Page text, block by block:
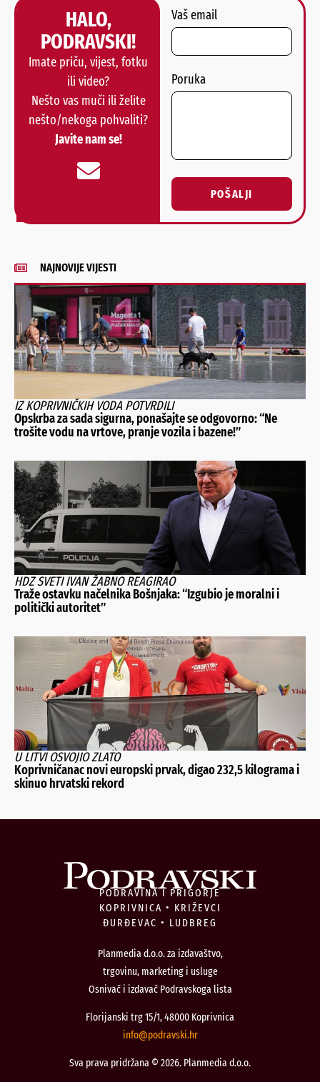
HALO,
PODRAVSKI!
Imate priču, vijest, fotku
ili video?
Nešto vas muči ili želite
nešto/nekoga pohvaliti?
Javite nam se!
Vaš email
Poruka
POŠALJI
Alternative:
NAJNOVIJE VIJESTI
IZ KOPRIVNIČKIH VODA POTVRDILI
Opskrba za sada sigurna, ponašajte se odgovorno: “Ne
trošite vodu na vrtove, pranje vozila i bazene!”
HDZ SVETI IVAN ŽABNO REAGIRAO
Traže ostavku načelnika Bošnjaka: “Izgubio je moralni i
politički autoritet”
U LITVI OSVOJIO ZLATO
Koprivničanac novi europski prvak, digao 232,5 kilograma i
skinuo hrvatski rekord
PODRAVINA I PRIGORJE
KOPRIVNICA • KRIŽEVCI
ĐURĐEVAC • LUDBREG
Planmedia d.o.o. za izdavaštvo,
trgovinu, marketing i usluge
Osnivač i izdavač Podravskoga lista
Florijanski trg 15/1, 48000 Koprivnica
rh.iksvardop
@ofni
Sva prava pridržana © 2026. Planmedia d.o.o.